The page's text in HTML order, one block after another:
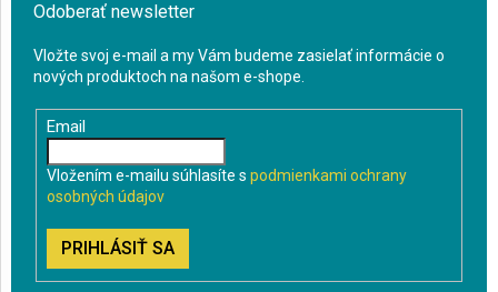
Odoberať newsletter
Vložte svoj e-mail a my Vám budeme zasielať informácie o
nových produktoch na našom e-shope.
Email
Vložením e-mailu súhlasíte s podmienkami ochrany
osobných údajov
PRIHLÁSIŤ SA